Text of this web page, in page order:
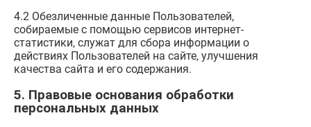
4.2 Обезличенные данные Пользователей,
собираемые с помощью сервисов интернет-
статистики, служат для сбора информации о
действиях Пользователей на сайте, улучшения
качества сайта и его содержания.
5. Правовые основания обработки
персональных данных